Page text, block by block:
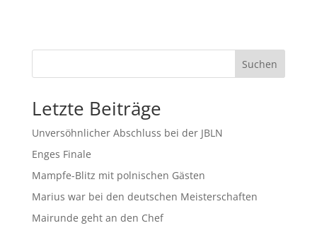
Suchen
Letzte Beiträge
Unversöhnlicher Abschluss bei der JBLN
Enges Finale
Mampfe-Blitz mit polnischen Gästen
Marius war bei den deutschen Meisterschaften
Mairunde geht an den Chef